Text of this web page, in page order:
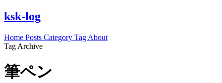
ksk-log
Home Posts Category Tag About
Tag Archive
筆ペン